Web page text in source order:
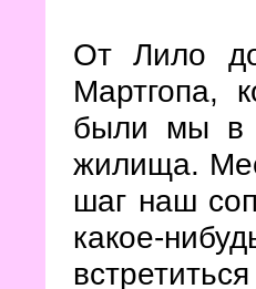
От Лило
Мартгопа,
были мы в
жилища.
шаг наш
какое-